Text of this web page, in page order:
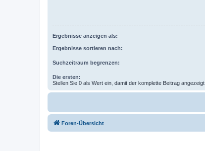
Ergebnisse anzeigen als:
Ergebnisse sortieren nach:
Suchzeitraum begrenzen:
Die ersten:
Stellen Sie 0 als Wert ein, damit der komplette Beitrag angezeigt
Foren-Übersicht